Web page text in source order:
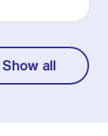
Show all